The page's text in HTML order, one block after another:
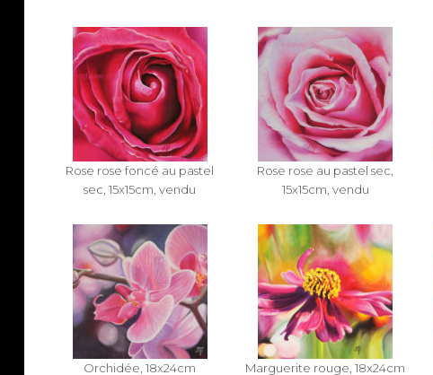
Rose rose foncé au pastel
sec, 15x15cm, vendu
Rose rose au pastel sec,
15x15cm, vendu
Orchidée, 18x24cm Marguerite rouge, 18x24cm